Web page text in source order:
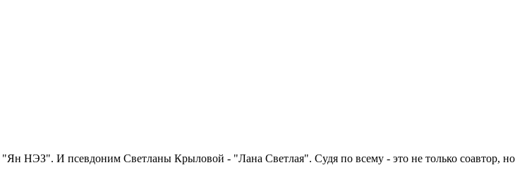
И псевдоним Светланы Крыловой - "Лана Светлая". Судя по всему - это не только соавтор, но